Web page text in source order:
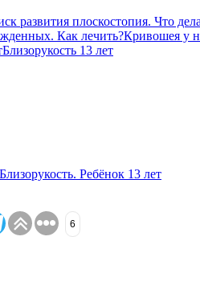
Кривошея у
Близорукость 13 лет
Близорукость. Ребёнок 13 лет
6